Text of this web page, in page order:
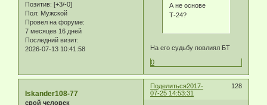
Позитив: [+3/-0]
Пол: Мужской
Провел на форуме:
7 месяцев 16 дней
Последний визит:
2026-07-13 10:41:58
А не основе
Т-24?
На его судьбу повлиял БТ
0
Поделиться 128
2017-
07-25 14:53:31
Iskander108-77
свой человек